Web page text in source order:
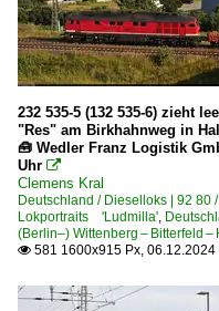
6 151 BR 151
6 155 BR 155
Elektrotriebzüge | 94
0 422 BR 422
Galerien
2009 100 Jahre
2010 125 Jahre
232 535-5 (132 535-6) zieht
"Res" am Birkhahnweg in
🧰 Wedler Franz Logistik
Uhr 
Clemens Kral
Deutschland / Dieselloks | 92
Lokportraits 'Ludmilla',
(Berlin–) Wittenberg – Bitterfeld –
 581 1600x915 Px, 06.12.2024